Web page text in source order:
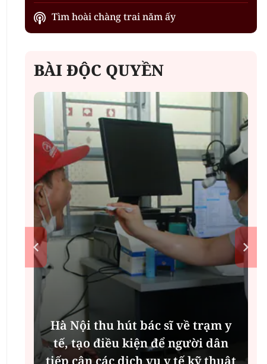
Tìm hoài chàng trai năm ấy
BÀI ĐỘC QUYỀN
Hà Nội thu hút bác sĩ về trạm y
tế, tạo điều kiện để người dân
tiếp cận các dịch vụ y tế kỹ thuật